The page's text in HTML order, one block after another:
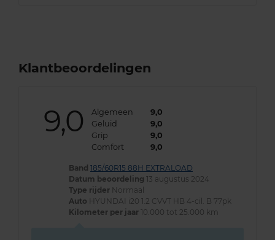
Klantbeoordelingen
9,0 Algemeen
9,0
Geluid
9,0
Grip
9,0
Comfort
9,0
Band 185/60R15 88H EXTRALOAD
Datum beoordeling 13 augustus 2024
Type rijder Normaal
Auto HYUNDAI i20 1.2 CVVT HB 4-cil. B 77pk
Kilometer per jaar 10.000 tot 25.000 km